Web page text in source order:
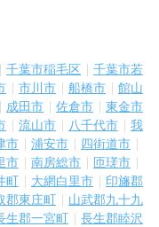
千葉市稲毛区
千葉市若
市川市 船橋市
館山
成田市 佐倉市
東金市
流山市 八千代市
我
市 浦安市
四街道市
市 南房総市
匝瑳市
町 大網白里市
印旛郡
郡東庄町
山武郡九十九
生郡一宮町
長生郡睦沢